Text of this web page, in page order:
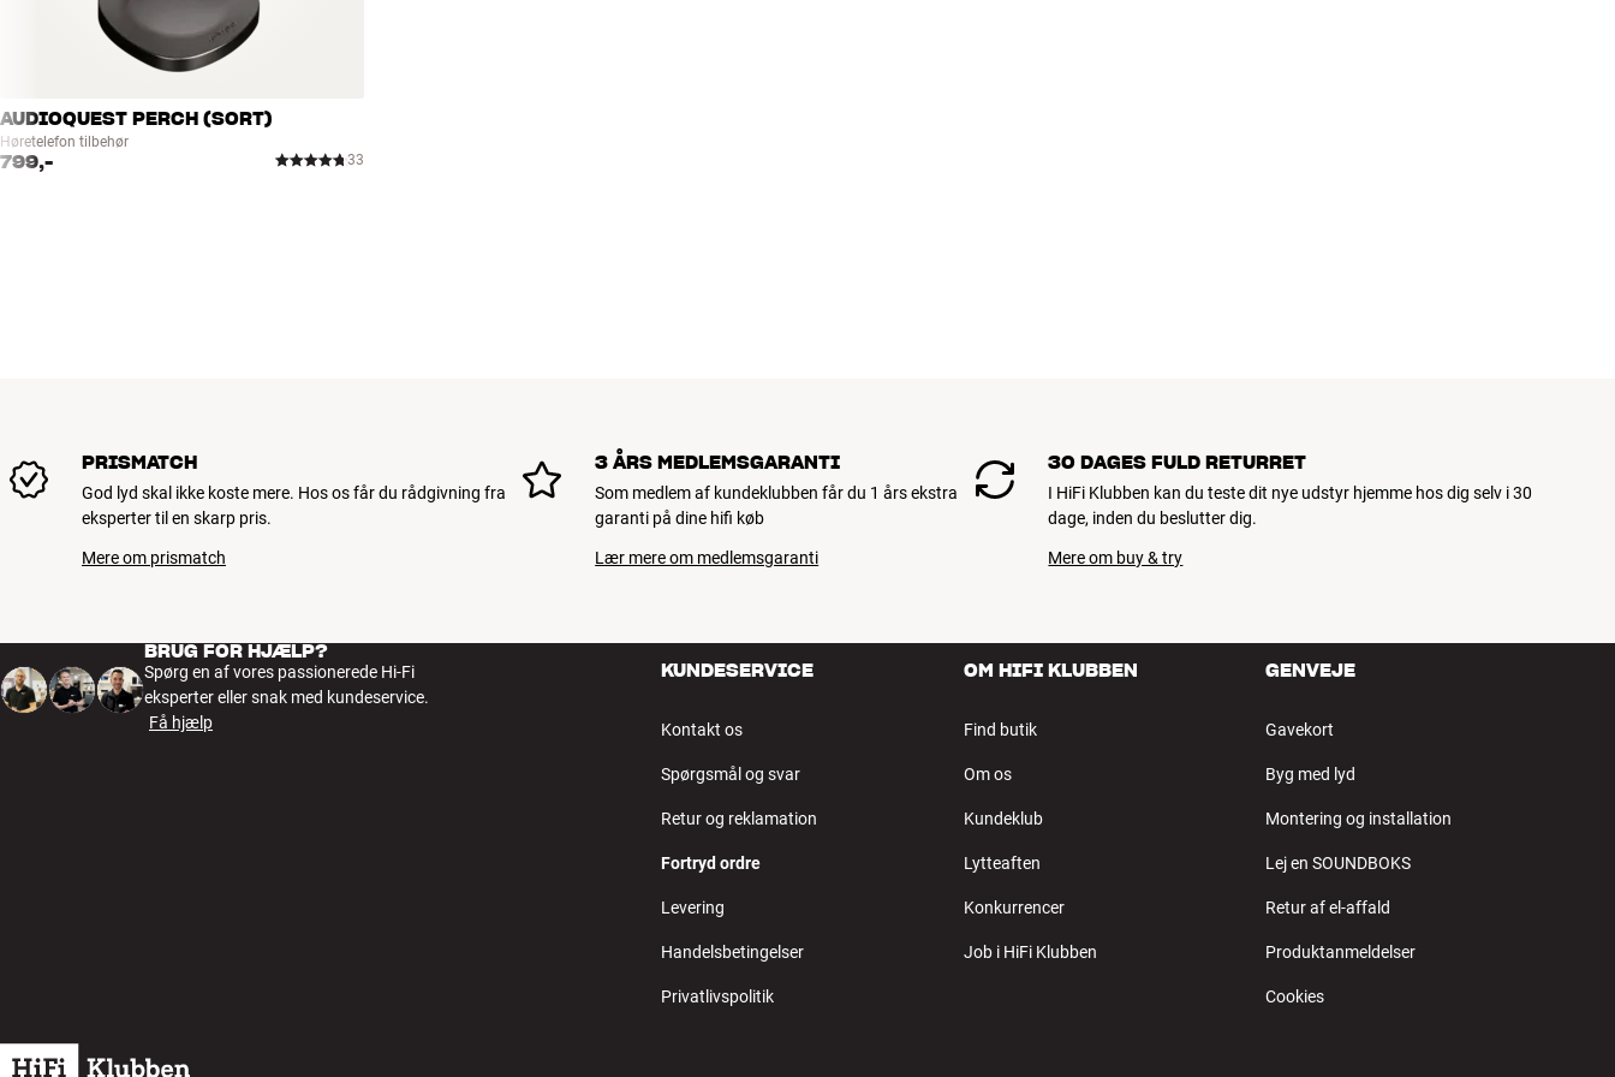
AUDIOQUEST PERCH (SORT)
Høretelefon tilbehør
799,- 33
PRISMATCH
God lyd skal ikke koste mere. Hos os får du rådgivning fra
eksperter til en skarp pris.
Mere om prismatch
3 ÅRS MEDLEMSGARANTI
Som medlem af kundeklubben får du 1 års ekstra
garanti på dine hifi køb
Lær mere om medlemsgaranti
30 DAGES FULD RETURRET
I HiFi Klubben kan du teste dit nye udstyr hjemme hos dig selv i 30
dage, inden du beslutter dig.
Mere om buy & try
BRUG FOR HJÆLP?
Spørg en af vores passionerede Hi-Fi
eksperter eller snak med kundeservice.
Få hjælp
KUNDESERVICE
Kontakt os
Spørgsmål og svar
Retur og reklamation
Fortryd ordre
Levering
Handelsbetingelser
Privatlivspolitik
OM HIFI KLUBBEN
Find butik
Om os
Kundeklub
Lytteaften
Konkurrencer
Job i HiFi Klubben
GENVEJE
Gavekort
Byg med lyd
Montering og installation
Lej en SOUNDBOKS
Retur af el-affald
Produktanmeldelser
Cookies